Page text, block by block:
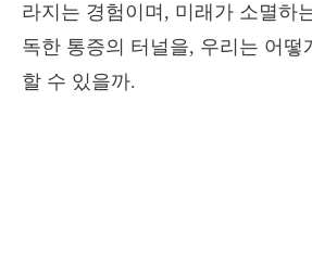
라지는 경험이며, 미래가 소멸하
독한 통증의 터널을, 우리는 어떻
할 수 있을까.